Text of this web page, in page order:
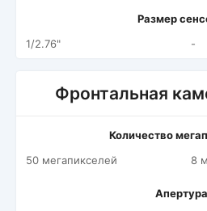
Размер
1/2.76"
-
Фронтальная
Количество
50 мегапикселей
8
Апертура